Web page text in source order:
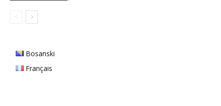
Bosanski
Français